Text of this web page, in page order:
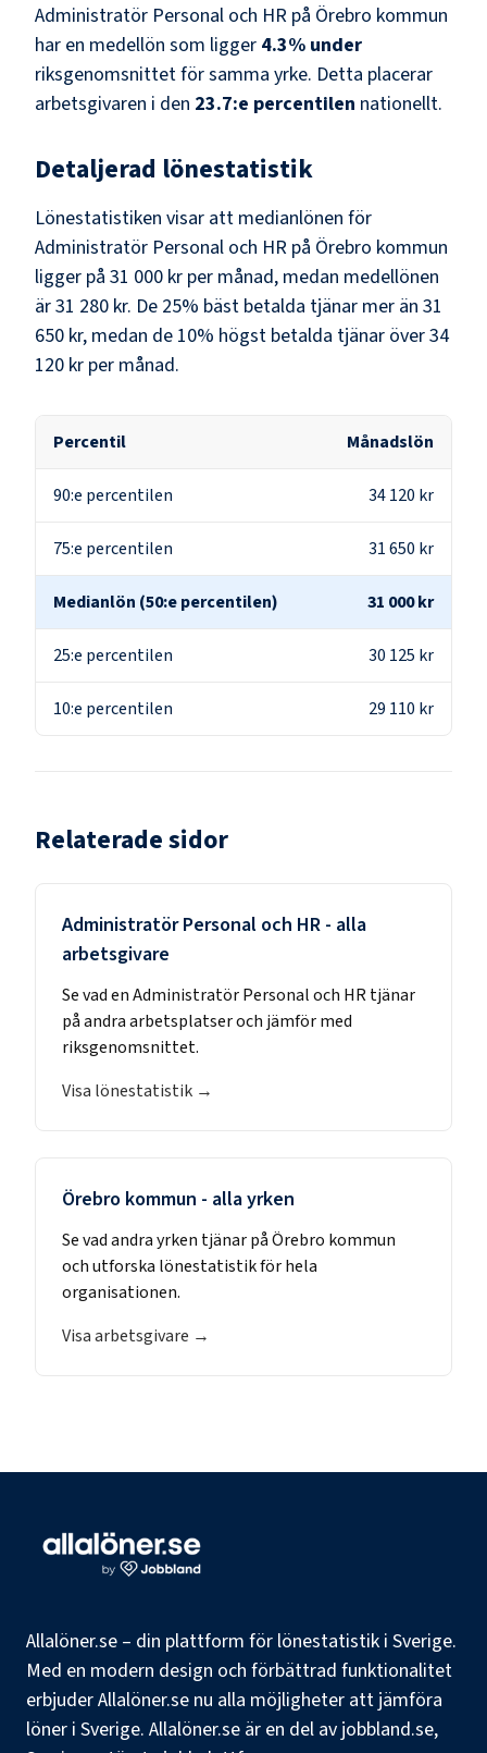
Administratör Personal och HR på Örebro kommun
har en medellön som ligger 4.3% under
riksgenomsnittet för samma yrke. Detta placerar
arbetsgivaren i den 23.7:e percentilen nationellt.
Detaljerad lönestatistik
Lönestatistiken visar att medianlönen för
Administratör Personal och HR på Örebro kommun
ligger på 31 000 kr per månad, medan medellönen
är31 280 kr. De 25% bäst betalda tjänar mer än 31
650 kr, medan de 10% högst betalda tjänar över34
120 kr per månad.
Percentil Månadslön
90:e percentilen 34 120 kr
75:e percentilen 31 650 kr
Medianlön (50:e percentilen) 31 000 kr
25:e percentilen 30 125 kr
10:e percentilen 29 110 kr
Relaterade sidor
Administratör Personal och HR - alla
arbetsgivare
Se vad enAdministratör Personal och HRtjänar
på andra arbetsplatser och jämför med
riksgenomsnittet.
Visa lönestatistik →
Örebro kommun - alla yrken
Se vad andra yrken tjänar påÖrebro kommun
och utforska lönestatistik för hela
organisationen.
Visa arbetsgivare →
Allalöner.se – din plattform för lönestatistik i Sverige.
Med en modern design och förbättrad funktionalitet
erbjuder Allalöner.se nu alla möjligheter att jämföra
löner i Sverige. Allalöner.se är en del av jobbland.se,